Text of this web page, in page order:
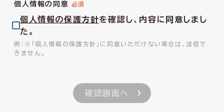
個人情報の同意
個人情報の保護方針を確認し、内容に同意しまし
た。
※「個人情報の保護方針」に同意いただけない場合は、送信で
きません。